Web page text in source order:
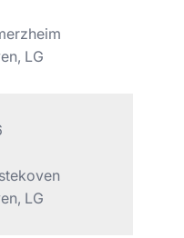
LG
LG